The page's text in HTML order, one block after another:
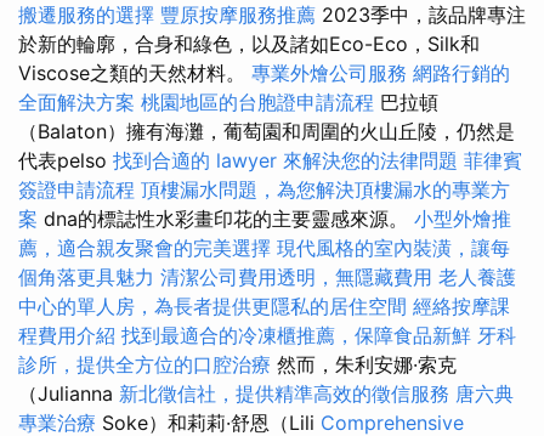
搬遷服務的選擇 豐原按摩服務推薦 2023季中，該品牌專注
於新的輪廓，合身和綠色，以及諸如Eco-Eco，Silk和
Viscose之類的天然材料。 專業外燴公司服務 網路行銷的
全面解決方案 桃園地區的台胞證申請流程 巴拉頓
（Balaton）擁有海灘，葡萄園和周圍的火山丘陵，仍然是
代表pelso 找到合適的 lawyer 來解決您的法律問題 菲律賓
簽證申請流程 頂樓漏水問題，為您解決頂樓漏水的專業方
案 dna的標誌性水彩畫印花的主要靈感來源。 小型外燴推
薦，適合親友聚會的完美選擇 現代風格的室內裝潢，讓每
個角落更具魅力 清潔公司費用透明，無隱藏費用 老人養護
中心的單人房，為長者提供更隱私的居住空間 經絡按摩課
程費用介紹 找到最適合的冷凍櫃推薦，保障食品新鮮 牙科
診所，提供全方位的口腔治療 然而，朱利安娜·索克
（Julianna 新北徵信社，提供精準高效的徵信服務 唐六典
專業治療 Soke）和莉莉·舒恩（Lili Comprehensive